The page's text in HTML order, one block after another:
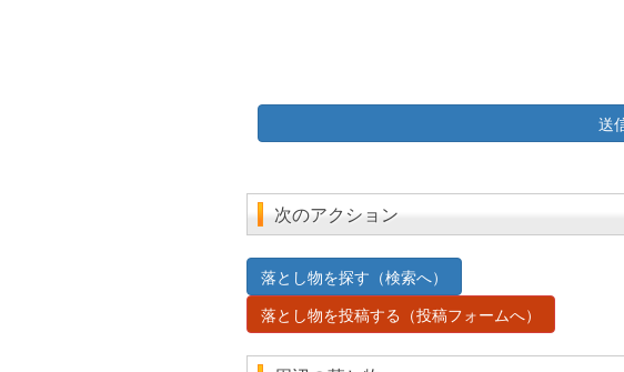
次のアクション
落とし物を探す（検索へ）
落とし物を投稿する（投稿フォームへ）